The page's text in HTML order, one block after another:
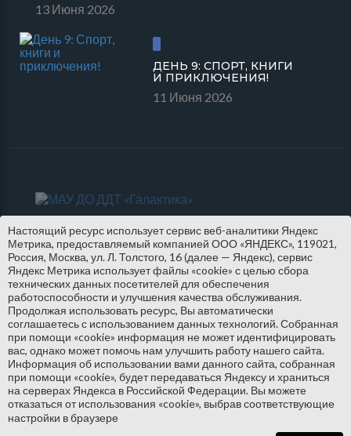
13 Июня 2026
ДЕНЬ 9: СПОРТ, КНИГИ
И ПРИКЛЮЧЕНИЯ!
11 Июня 2026
© МАУ ДО СШ «Темп» СМО - 2015-2026
Настоящий ресурс использует сервис веб-аналитики Яндекс
Метрика, предоставляемый компанией ООО «ЯНДЕКС», 119021,
Россия, Москва, ул. Л. Толстого, 16 (далее — Яндекс), сервис
Яндекс Метрика использует файлы «cookie» с целью сбора
технических данных посетителей для обеспечения
работоспособности и улучшения качества обслуживания.
Продолжая использовать ресурс, Вы автоматически
соглашаетесь с использованием данных технологий. Собранная
при помощи «cookie» информация не может идентифицировать
вас, однако может помочь нам улучшить работу нашего сайта.
Информация об использовании вами данного сайта, собранная
при помощи «cookie», будет передаваться Яндексу и храниться
на серверах Яндекса в Российской Федерации. Вы можете
отказаться от использования «cookie», выбрав соответствующие
настройки в браузере